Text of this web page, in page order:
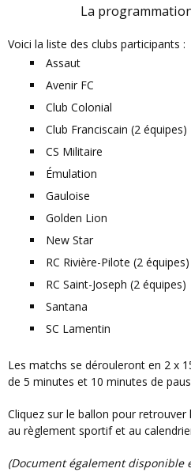
La
Voici la liste des clubs participants :
Assaut
Avenir FC
Club Colonial
Club Franciscain (2 équipes)
CS Militaire
Émulation
Gauloise
Golden Lion
New Star
RC Rivière-Pilote (2 équipes)
RC Saint-Joseph (2 équipes)
Santana
SC Lamentin
Les matchs se dérouleront en 2 x 15 minutes avec une mi-temps
de 5 minutes et 10 minutes de
Cliquez sur le ballon pour retrouver l’ensemble des détails relatifs
au règlement sportif et au
(document également